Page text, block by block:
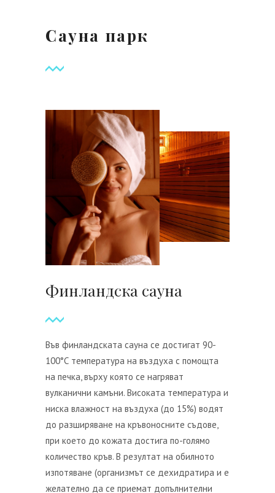
Сауна парк
Финландска сауна
Във финландската сауна се достигат 90-
100°С температура на въздуха с помощта
на печка, върху която се нагряват
вулканични камъни. Високата температура и
ниска влажност на въздуха (до 15%) водят
до разширяване на кръвоносните съдове,
при което до кожата достига по-голямо
количество кръв. В резултат на обилното
изпотяване (организмът се дехидратира и е
желателно да се приемат допълнителни